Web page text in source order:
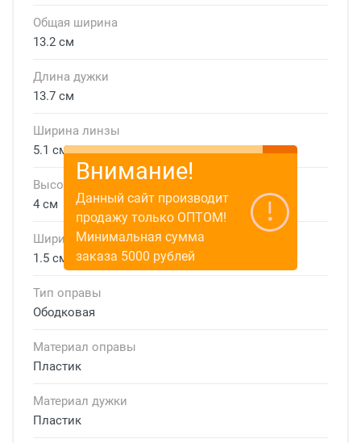
Общая ширина
13.2 см
Длина дужки
13.7 см
Ширина линзы
5.1 см
Высота линзы
4 см
Ширина мостика
1.5 см
Тип оправы
Ободковая
Материал оправы
Пластик
Материал дужки
Пластик
Внимание!
Данный сайт производит
продажу только ОПТОМ!
Минимальная сумма
заказа 5000 рублей